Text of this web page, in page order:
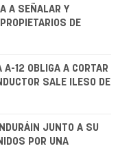
A SEÑALAR Y
DE
A-12 OBLIGA A CORTAR
SALE ILESO DE
JUNTO A SU
POR UNA